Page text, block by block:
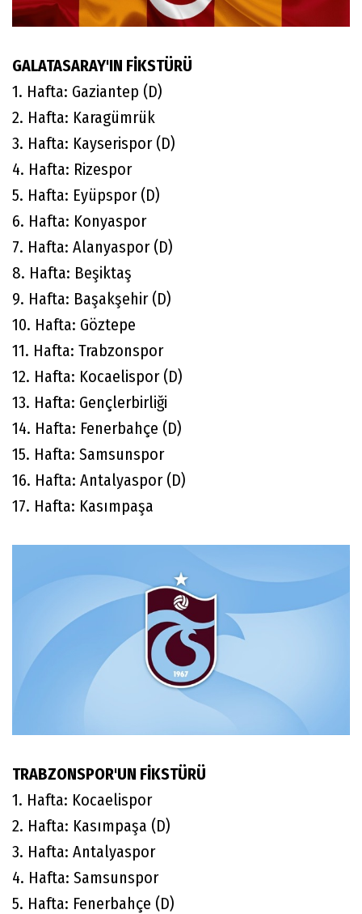
GALATASARAY'IN FİKSTÜRÜ
1. Hafta: Gaziantep (D)
2. Hafta: Karagümrük
3. Hafta: Kayserispor (D)
4. Hafta: Rizespor
5. Hafta: Eyüpspor (D)
6. Hafta: Konyaspor
7. Hafta: Alanyaspor (D)
8. Hafta: Beşiktaş
9. Hafta: Başakşehir (D)
10. Hafta: Göztepe
11. Hafta: Trabzonspor
12. Hafta: Kocaelispor (D)
13. Hafta: Gençlerbirliği
14. Hafta: Fenerbahçe (D)
15. Hafta: Samsunspor
16. Hafta: Antalyaspor (D)
17. Hafta: Kasımpaşa
TRABZONSPOR'UN FİKSTÜRÜ
1. Hafta: Kocaelispor
2. Hafta: Kasımpaşa (D)
3. Hafta: Antalyaspor
4. Hafta: Samsunspor
5. Hafta: Fenerbahçe (D)